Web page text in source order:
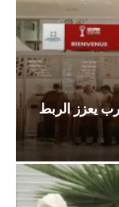
المغرب يعزز الربط